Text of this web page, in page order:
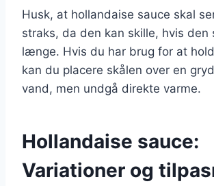
Husk, at hollandaise sauce skal
straks, da den kan skille, hvis den
længe. Hvis du har brug for at
kan du placere skålen over en
vand, men undgå direkte varme.
Hollandaise sauce:
Variationer og